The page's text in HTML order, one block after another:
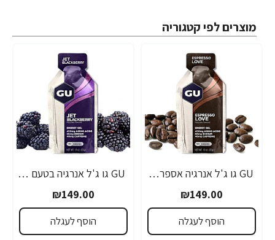
מוצרים לפי קטגוריה
GU גו ג'ל אנרגיה אספרסו 32 גרם - 24 יחידות
₪149.00
הוסף לעגלה
GU גו ג'ל אנרגיה בטעם פטל שחור 32 גרם - 24 יחידות
₪149.00
הוסף לעגלה